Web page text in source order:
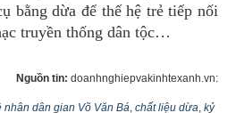
bằng dừa để thế hệ trẻ tiếp nối
truyền thống dân tộc…
Nguồn tin: doanhnghiepvakinhtexanh.vn:
nhân dân gian Võ Văn Bá, chất liệu dừa, kỷ